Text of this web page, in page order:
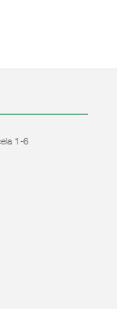
1-6